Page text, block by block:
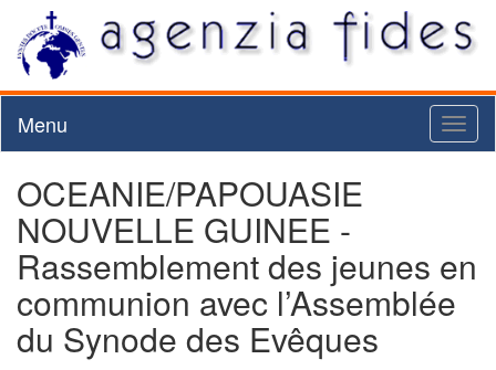
Menu
OCEANIE/PAPOUASIE
NOUVELLE GUINEE -
Rassemblement des jeunes en
communion avec l’Assemblée
du Synode des Evêques